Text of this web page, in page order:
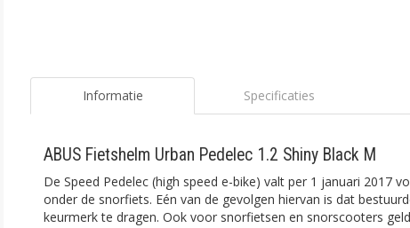
Informatie Specificaties
ABUS Fietshelm Urban Pedelec 1.2 Shiny Black M
De Speed Pedelec (high speed e-bike) valt per 1 januari 2017
onder de snorfiets. Eén van de gevolgen hiervan is dat
keurmerk te dragen. Ook voor snorfietsen en snorscooters